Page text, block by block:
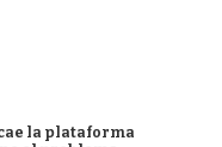
la plataforma